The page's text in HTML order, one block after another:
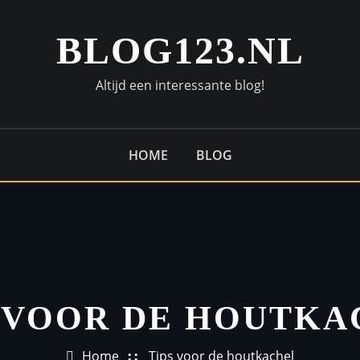
BLOG123.NL
Altijd een interessante blog!
HOME BLOG
DE
Home Tips voor de houtkachel